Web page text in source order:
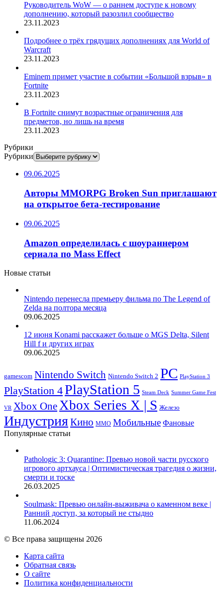
Руководитель WoW — о раннем доступе к новому
дополнению, который разозлил сообщество
23.11.2023
Подробнее о трёх грядущих дополнениях для World of
Warcraft
23.11.2023
Eminem примет участие в событии «Большой взрыв» в
Fortnite
23.11.2023
В Fortnite снимут возрастные ограничения для
предметов, но лишь на время
23.11.2023
Рубрики
Рубрики
09.06.2025
Авторы MMORPG Broken Sun приглашают
на открытое бета-тестирование
09.06.2025
Amazon определилась с шоураннером
сериала по Mass Effect
Новые статьи
Nintendo перенесла премьеру фильма по The Legend of
Zelda на полтора месяца
09.06.2025
12 июня Konami расскажет больше о MGS Delta, Silent
Hill f и других играх
09.06.2025
gamescom Nintendo Switch Nintendo Switch 2 PC PlayStation 3
PlayStation 4PlayStation 5 Steam Deck Summer Game Fest
VR Xbox OneXbox Series X | S Железо
ИндустрияКино ММО Мобильные Фановые
Популярные статьи
Pathologic 3: Quarantine: Превью новой части русского
игрового артхауса | Оптимистическая трагедия о жизни,
смерти и тоске
26.03.2025
Soulmask: Превью онлайн-выживача о каменном веке |
Ранний доступ, за который не стыдно
11.06.2024
© Все права защищены 2026
Карта сайта
Обратная связь
О сайте
Политика конфиденциальности